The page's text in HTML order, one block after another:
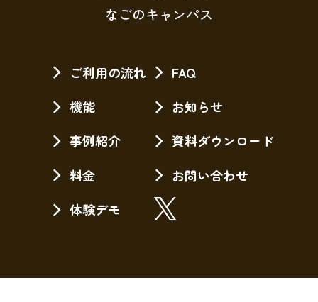
なごのキャンパス
ご利用の流れ
機能
事例紹介
料金
体験デモ
FAQ
お知らせ
資料ダウンロード
お問い合わせ